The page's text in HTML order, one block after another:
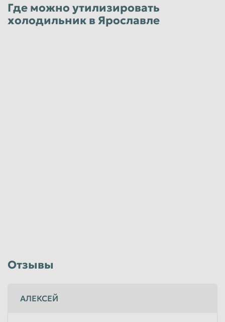
Где можно утилизировать
холодильник в Ярославле
Отзывы
АЛЕКСЕЙ